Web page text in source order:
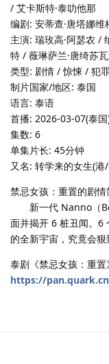
/ 艾卡斯特·泰叻他那
编剧: 安蒂查·唐塔娜
主演: 瑞玫高·阿瑟农 /
特 / 薇琳萨兰·唐绮苏
类型: 剧情 / 惊悚 / 犯
制片国家/地区: 泰国
语言: 泰语
首播: 2026-03-07(泰
集数: 6
单集片长: 45分钟
又名: 转学来的女生(
禁忌女孩：重置的剧情简
新一代 Nanno（
面并揭开 6 桩丑闻。6
的全新宇宙，究竟会狠
泰剧《禁忌女孩：重置
https://